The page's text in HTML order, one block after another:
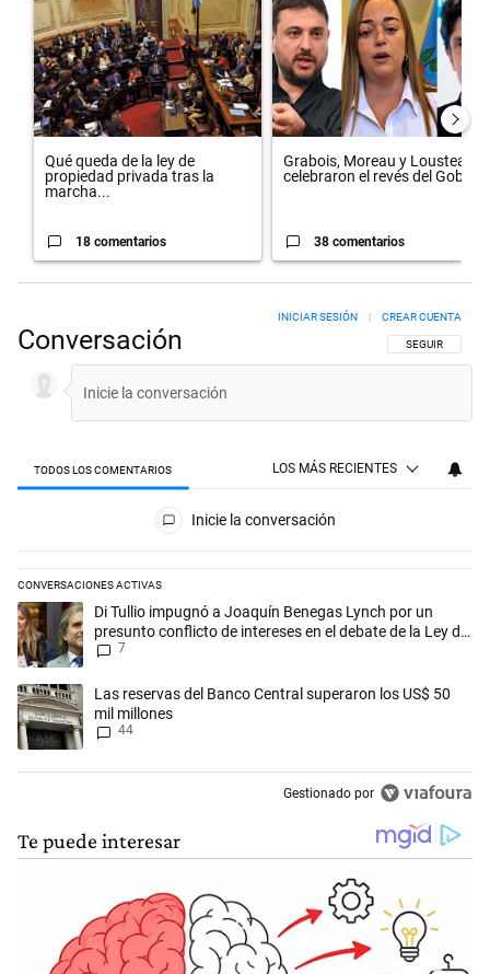
Qué queda de la ley de
propiedad privada tras la
marcha...
18 comentarios
Grabois, Moreau y Lousteau
celebraron el revés del Gobi...
38 comentarios
Conversación SIGA ESTA
SEGUIR
INICIAR SESIÓN | CREAR CUENTA
TODOS LOS COMENTARIOS LOS MÁS RECIENTES
Todos los comentarios
Inicie la conversación
CONVERSACIONES ACTIVAS
Este listado muestra los artículos con más comentarios en los
Un artículo de tendencia con el título "Di Tullio impugnó a Joaquín
Di Tullio impugnó a Joaquín Benegas Lynch por un
presunto conflicto de intereses en el debate de la Ley de
Tierras
7
Un artículo de tendencia con el título "Las reservas del Banco Central
Las reservas del Banco Central superaron los US$ 50
mil millones
44
Gestionado por